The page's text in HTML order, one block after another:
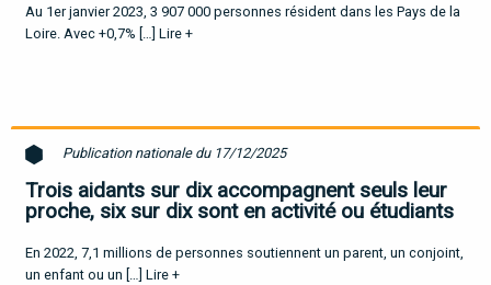
Au 1er janvier 2023, 3 907 000 personnes résident dans les Pays de la
Loire. Avec +0,7% […] Lire +
Publication nationale du 17/12/2025
Trois aidants sur dix accompagnent seuls leur
proche, six sur dix sont en activité ou étudiants
En 2022, 7,1 millions de personnes soutiennent un parent, un conjoint,
un enfant ou un […] Lire +